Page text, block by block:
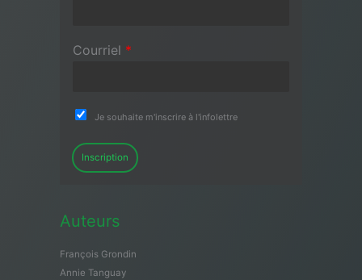
Courriel *
Je souhaite m'inscrire à l'infolettre
Inscription
Auteurs
François Grondin
Annie Tanguay